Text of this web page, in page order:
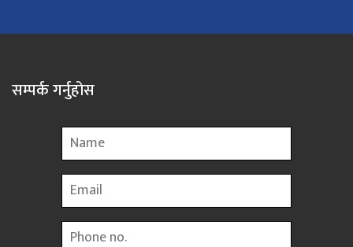
सम्पर्क गर्नुहोस
Name
Email
Phone